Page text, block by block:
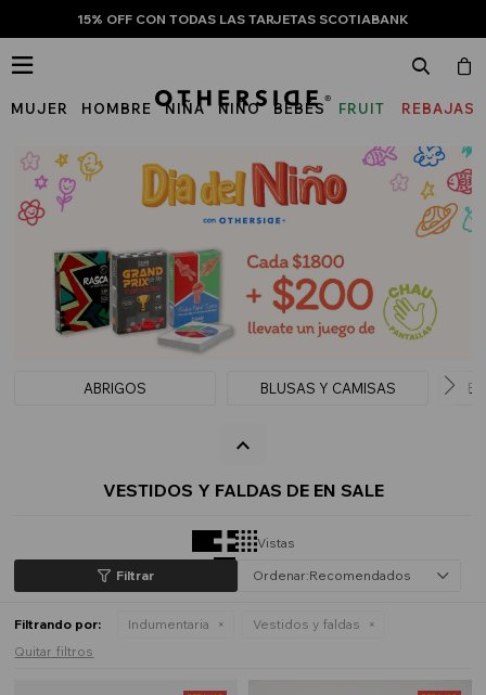
15% OFF CON TODAS LAS TARJETAS SCOTIABANK
MUJER HOMBRE NIÑA NIÑO BEBÉS
FRUIT
THE
LOOM
REBAJAS

ABRIGOS BLUSAS Y CAMISAS
VESTIDOS Y FALDAS DE EN SALE
Vistas
Recomendados
Filtrando por: Indumentaria
Vestidos y faldas
Quitar filtros